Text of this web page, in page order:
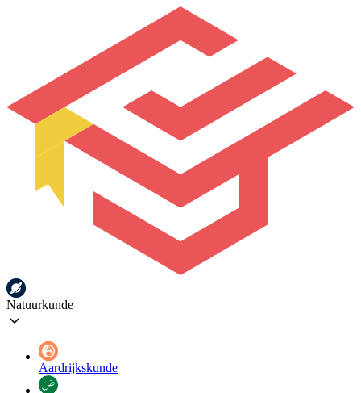
Natuurkunde
Aardrijkskunde